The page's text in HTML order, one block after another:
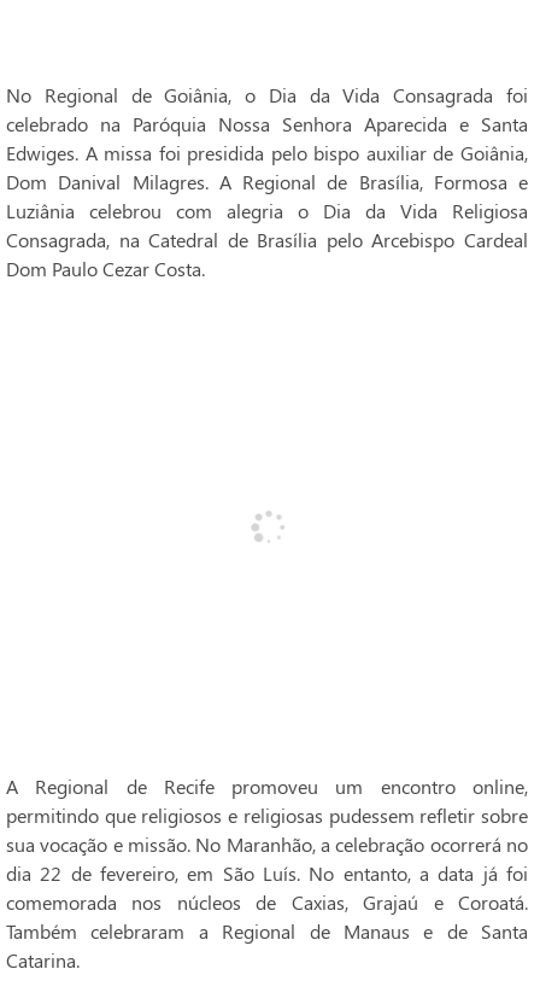
No Regional de Goiânia, o Dia da Vida Consagrada foi
celebrado na Paróquia Nossa Senhora Aparecida e Santa
Edwiges. A missa foi presidida pelo bispo auxiliar de Goiânia,
Dom Danival Milagres. A Regional de Brasília, Formosa e
Luziânia celebrou com alegria o Dia da Vida Religiosa
Consagrada, na Catedral de Brasília pelo Arcebispo Cardeal
Dom Paulo Cezar Costa.
A Regional de Recife promoveu um encontro online,
permitindo que religiosos e religiosas pudessem refletir sobre
sua vocação e missão. No Maranhão, a celebração ocorrerá no
dia 22 de fevereiro, em São Luís. No entanto, a data já foi
comemorada nos núcleos de Caxias, Grajaú e Coroatá.
Também celebraram a Regional de Manaus e de Santa
Catarina.